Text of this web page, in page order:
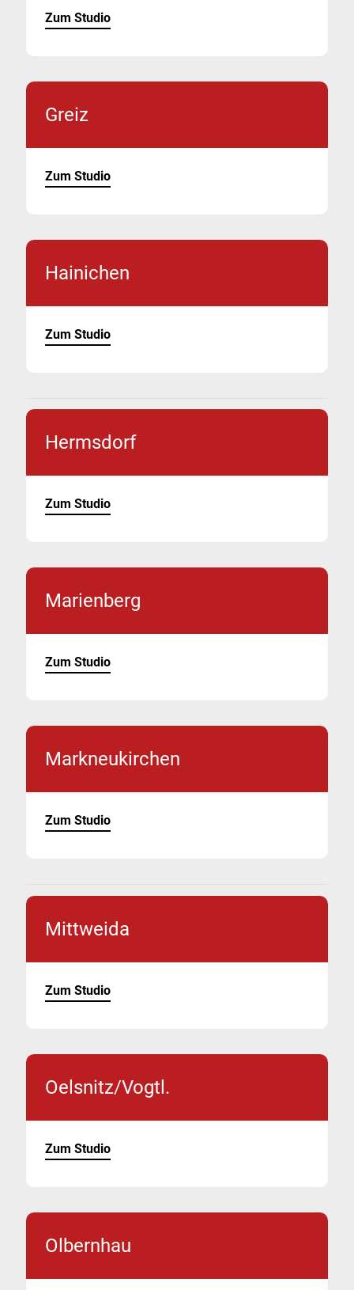
Zum Studio
Greiz
Zum Studio
Hainichen
Zum Studio
Hermsdorf
Zum Studio
Marienberg
Zum Studio
Markneukirchen
Zum Studio
Mittweida
Zum Studio
Oelsnitz/Vogtl.
Zum Studio
Olbernhau